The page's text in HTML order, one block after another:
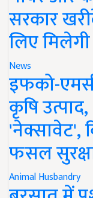
सरकार
लिए
News
इफको-
कृषि
'नेक्सावेट',
फसल
Animal Husbandry